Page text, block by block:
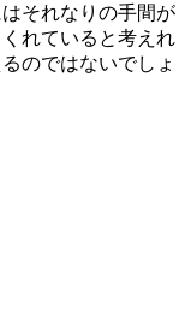
それなりの手間が
れていると考えれ
のではないでしょ